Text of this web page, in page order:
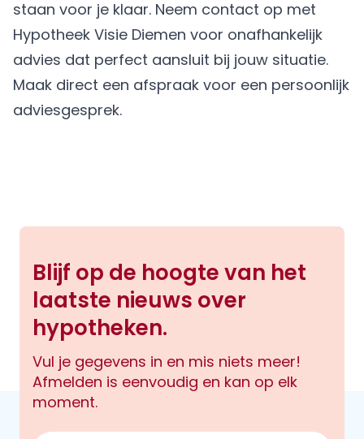
staan voor je klaar. Neem contact op met
Hypotheek Visie Diemen voor onafhankelijk
advies dat perfect aansluit bij jouw situatie.
Maak direct een afspraak voor een persoonlijk
adviesgesprek.
Blijf op de hoogte van het
laatste nieuws over
hypotheken.
Vul je gegevens in en mis niets meer!
Afmelden is eenvoudig en kan op elk
moment.